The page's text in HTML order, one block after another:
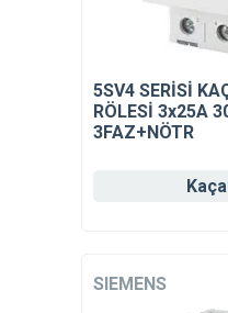
5SV4 SERİSİ
RÖLESİ 3x25A
3FAZ+NÖTR
SIEMENS